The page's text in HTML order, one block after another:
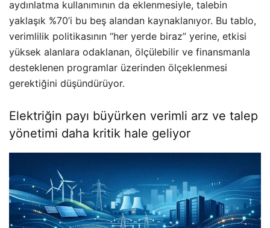
aydınlatma kullanımının da eklenmesiyle, talebin
yaklaşık %70’i bu beş alandan kaynaklanıyor. Bu tablo,
verimlilik politikasının “her yerde biraz” yerine, etkisi
yüksek alanlara odaklanan, ölçülebilir ve finansmanla
desteklenen programlar üzerinden ölçeklenmesi
gerektiğini düşündürüyor.
Elektriğin payı büyürken verimli arz ve talep
yönetimi daha kritik hale geliyor